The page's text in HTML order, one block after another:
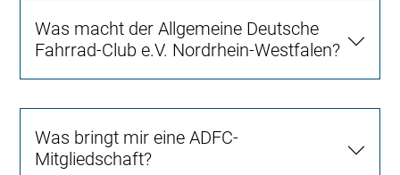
Was macht der Allgemeine Deutsche
Fahrrad-Club e.V. Nordrhein-Westfalen?
Was bringt mir eine ADFC-
Mitgliedschaft?